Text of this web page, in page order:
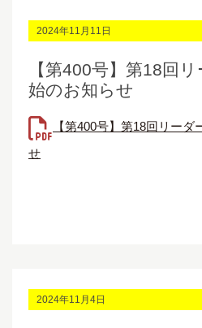
2024年11月11日
【第400号】第18回
始のお知らせ
【第400号】第18回リー
せ
2024年11月4日